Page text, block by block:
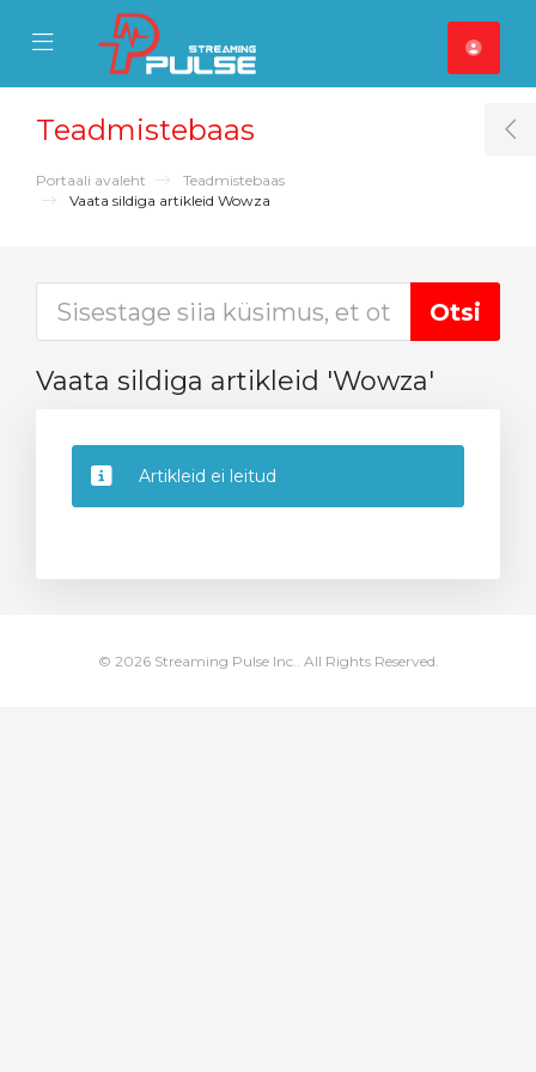
Mobile Menu
Mobile Menu
Teadmistebaas
Portaali avaleht
Teadmistebaas
Vaata sildiga artikleid Wowza
Vaata sildiga artikleid 'Wowza'
Artikleid ei leitud
© 2026 Streaming Pulse Inc.. All Rights Reserved.